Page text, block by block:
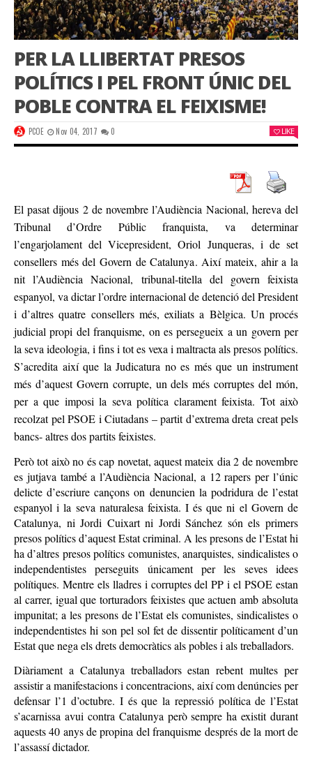
PER LA LLIBERTAT PRESOS
POLÍTICS I PEL FRONT ÚNIC DEL
POBLE CONTRA EL FEIXISME!
PCOE Nov 04, 2017 0 LIKE
El pasat dijous 2 de novembre l’Audiència Nacional, hereva del
Tribunal d’Ordre Públic franquista, va determinar
l’engarjolament del Vicepresident, Oriol Junqueras, i de set
consellers més del Govern de Catalunya. Així mateix, ahir a la
nit l’Audiència Nacional, tribunal-titella del govern feixista
espanyol, va dictar l’ordre internacional de detenció del President
i d’altres quatre consellers més, exiliats a Bèlgica. Un procés
judicial propi del franquisme, on es persegueix a un govern per
la seva ideologia, i fins i tot es vexa i maltracta als presos polítics.
S’acredita així que la Judicatura no es més que un instrument
més d’aquest Govern corrupte, un dels més corruptes del món,
per a que imposi la seva política clarament feixista. Tot això
recolzat pel PSOE i Ciutadans – partit d’extrema dreta creat pels
bancs- altres dos partits feixistes.
Però tot això no és cap novetat, aquest mateix dia 2 de novembre
es jutjava també a l’Audiència Nacional, a 12 rapers per l’únic
delicte d’escriure cançons on denuncien la podridura de l’estat
espanyol i la seva naturalesa feixista. I és que ni el Govern de
Catalunya, ni Jordi Cuixart ni Jordi Sánchez són els primers
presos polítics d’aquest Estat criminal. A les presons de l’Estat hi
ha d’altres presos polítics comunistes, anarquistes, sindicalistes o
independentistes perseguits únicament per les seves idees
polítiques. Mentre els lladres i corruptes del PP i el PSOE estan
al carrer, igual que torturadors feixistes que actuen amb absoluta
impunitat; a les presons de l’Estat els comunistes, sindicalistes o
independentistes hi son pel sol fet de dissentir políticament d’un
Estat que nega els drets democràtics als pobles i als treballadors.
Diàriament a Catalunya treballadors estan rebent multes per
assistir a manifestacions i concentracions, així com denúncies per
defensar l’1 d’octubre. I és que la repressió política de l’Estat
s’acarnissa avui contra Catalunya però sempre ha existit durant
aquests 40 anys de propina del franquisme després de la mort de
l’assassí dictador.